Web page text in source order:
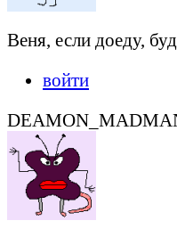
Веня, если доеду,
войти